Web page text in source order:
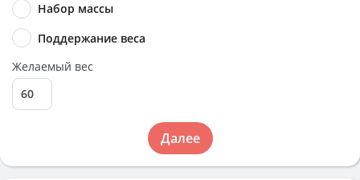
Набор массы
Поддержание веса
Желаемый вес
Далее